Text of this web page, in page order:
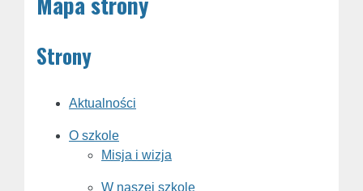
Strony
Aktualności
O szkole
Misja i wizja
W naszej szkole